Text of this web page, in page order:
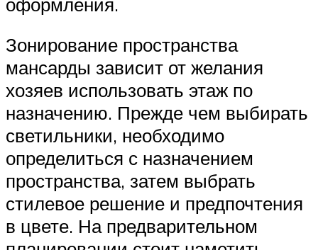
Зонирование пространства
мансарды зависит от желания
хозяев использовать этаж по
назначению. Прежде чем выбирать
светильники, необходимо
определиться с назначением
пространства, затем выбрать
стилевое решение и предпочтения
в цвете. На предварительном